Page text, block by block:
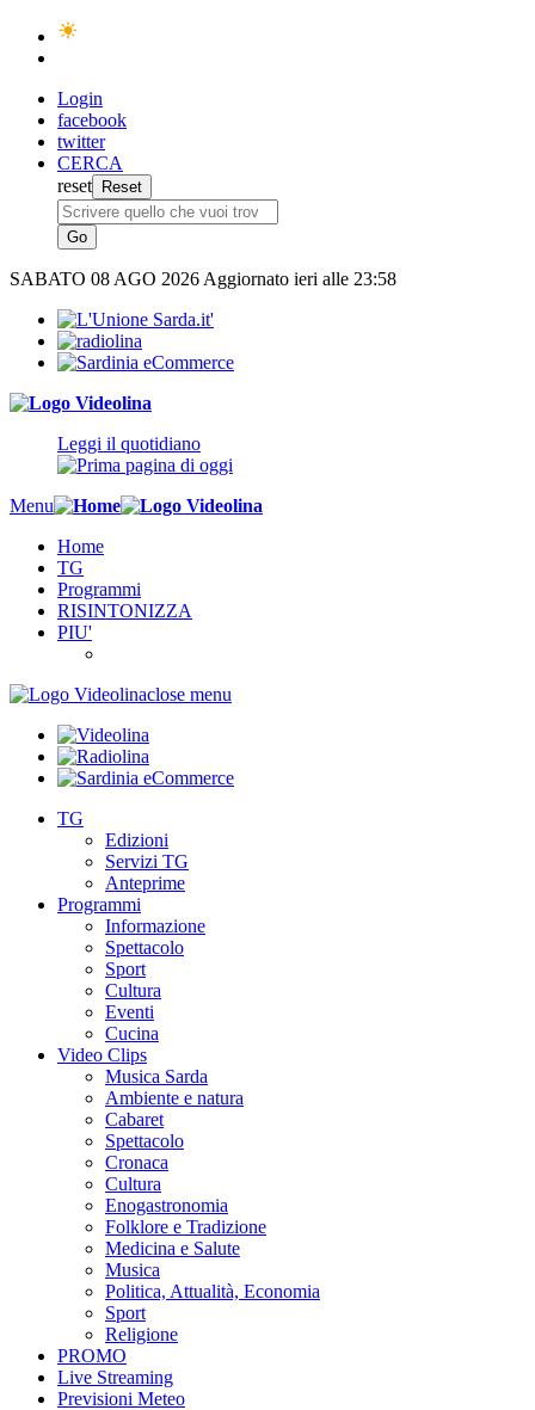
Login
facebook
twitter
CERCA
reset
SABATO 08 AGO 2026 Aggiornato ieri alle 23:58
Leggi il quotidiano
Menu
Home
TG
Programmi
RISINTONIZZA
PIU'
close menu
TG
Edizioni
Servizi TG
Anteprime
Programmi
Informazione
Spettacolo
Sport
Cultura
Eventi
Cucina
Video Clips
Musica Sarda
Ambiente e natura
Cabaret
Spettacolo
Cronaca
Cultura
Enogastronomia
Folklore e Tradizione
Medicina e Salute
Musica
Politica, Attualità, Economia
Sport
Religione
PROMO
Live Streaming
Previsioni Meteo